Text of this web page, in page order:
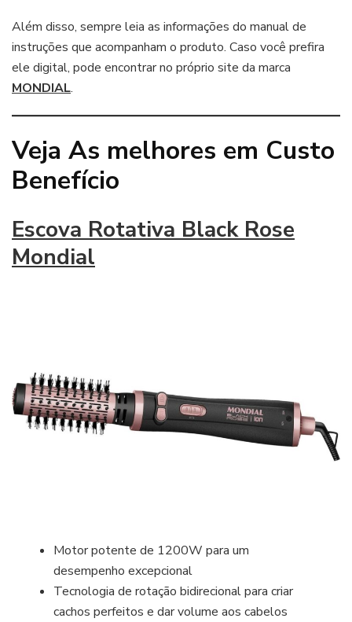
Além disso, sempre leia as informações do manual de
instruções que acompanham o produto. Caso você prefira
ele digital, pode encontrar no próprio site da marca
MONDIAL.
Veja As melhores em Custo
Benefício
Escova Rotativa Black Rose
Mondial
Motor potente de 1200W para um
desempenho excepcional
Tecnologia de rotação bidirecional para criar
cachos perfeitos e dar volume aos cabelos